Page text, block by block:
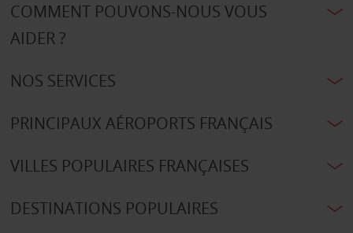
COMMENT POUVONS-NOUS VOUS
AIDER ?
NOS SERVICES
PRINCIPAUX AÉROPORTS FRANÇAIS
VILLES POPULAIRES FRANÇAISES
DESTINATIONS POPULAIRES